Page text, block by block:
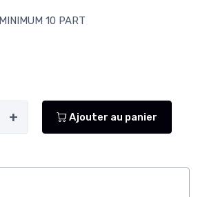
MINIMUM 10 PART
+ Ajouter au panier